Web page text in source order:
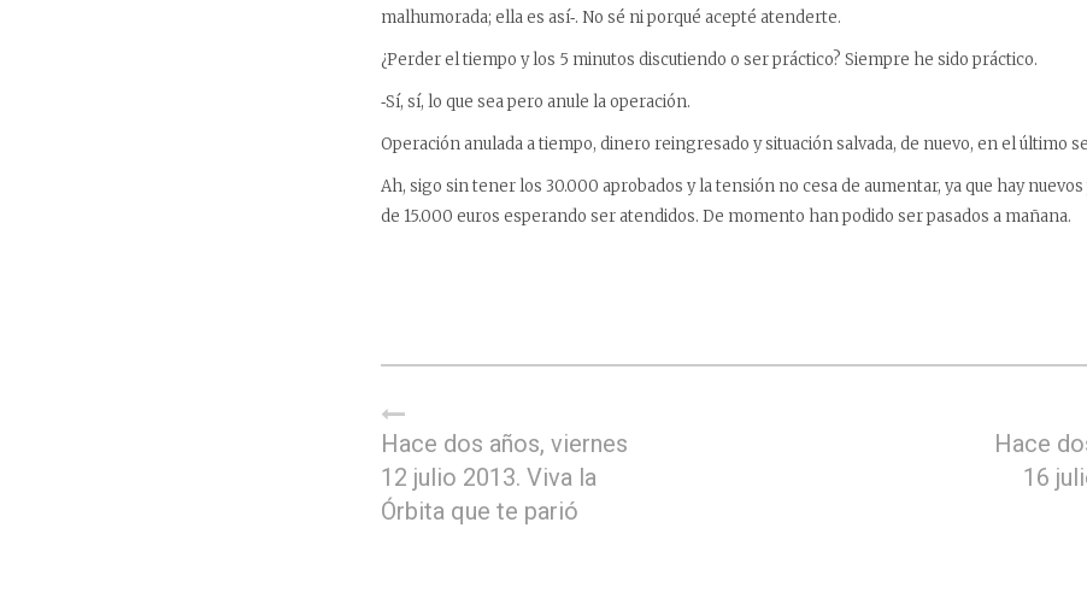
malhumorada; ella es así‑. No sé ni porqué acepté atenderte.
¿Perder el tiempo y los 5 minutos discutiendo o ser práctico? Siempre he sido práctico.
‑Sí, sí, lo que sea pero anule la operación.
Operación anulada a tiempo, dinero reingresado y situación salvada, de nuevo, en el último
Ah, sigo sin tener los 30.000 aprobados y la tensión no cesa de aumentar, ya que hay
de 15.000 euros esperando ser atendidos. De momento han podido ser pasados a mañana.
Hace dos años, viernes
12 julio 2013. Viva la
Órbita que te parió
Hace
16